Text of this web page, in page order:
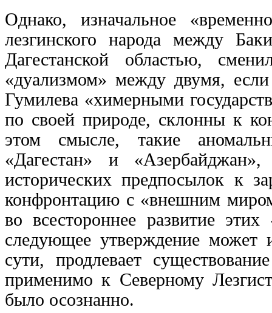
Однако, изначальное
лезгинского народа между
Дагестанской областью,
«дуализмом» между двумя,
Гумилева «химерными
по своей природе, склонны к
этом смысле, такие
«Дагестан» и
исторических предпосылок к
конфронтацию с «внешним
во всестороннее развитие
следующее утверждение может
сути, продлевает
применимо к Северному
было осознанно.